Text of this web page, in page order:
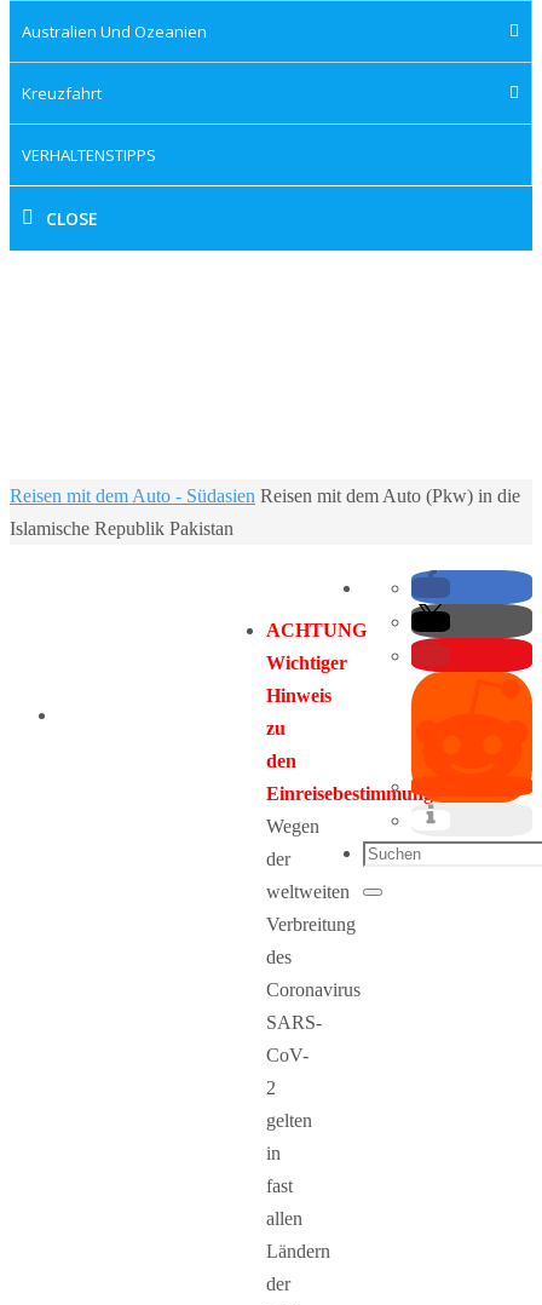
Australien Und Ozeanien
Kreuzfahrt
VERHALTENSTIPPS
CLOSE
Home
Reisen mit dem Auto - Südasien Reisen mit dem Auto (Pkw) in die
Islamische Republik Pakistan
ACHTUNG
Wichtiger
Hinweis
zu
den
Einreisebestimmungen:
Wegen
der
weltweiten
Verbreitung
des
Coronavirus
SARS-
CoV-
2
gelten
in
fast
allen
Ländern
der
Suchen
nach:
Suchen